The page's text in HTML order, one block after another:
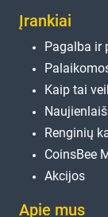
Įrankiai
Pagalba ir
Kaip tai
Renginių
CoinsBee
Akcijos
Apie mus